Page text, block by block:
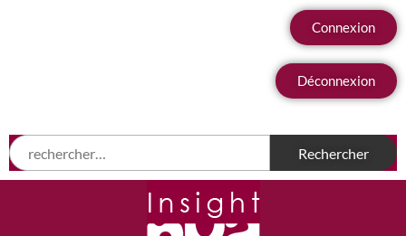
Connexion
Déconnexion